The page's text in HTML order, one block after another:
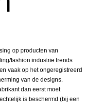
op producten van
fashion industrie trends
vaak op het ongeregistreerd
van de designs.
dan eerst moet
is beschermd (bij een